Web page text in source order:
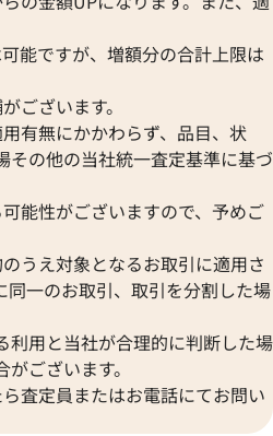
能ですが、増額分の合計上限は
ございます。
有無にかかわらず、品目、状
その他の当社統一査定基準に基づ
能性がございますので、予めご
うえ対象となるお取引に適用さ
同一のお取引、取引を分割した場
利用と当社が合理的に判断した場
ございます。
査定員またはお電話にてお問い